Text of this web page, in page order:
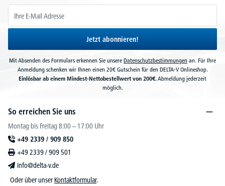
Jetzt abonnieren!
Mit Absenden des Formulars erkennen Sie unsere Datenschutzbestimmungen an. Für Ihre
Anmeldung schenken wir Ihnen einen 20€ Gutschein für den DELTA-V Onlineshop.
Einlösbar ab einem Mindest-Nettobestellwert von 200€.Abmeldung jederzeit
möglich.
So erreichen Sie uns
Montag bis Freitag 8:00 – 17:00 Uhr
+49 2339 / 909 850
+49 2339 / 909 501
info@delta-v.de
Oder über unser Kontaktformular.